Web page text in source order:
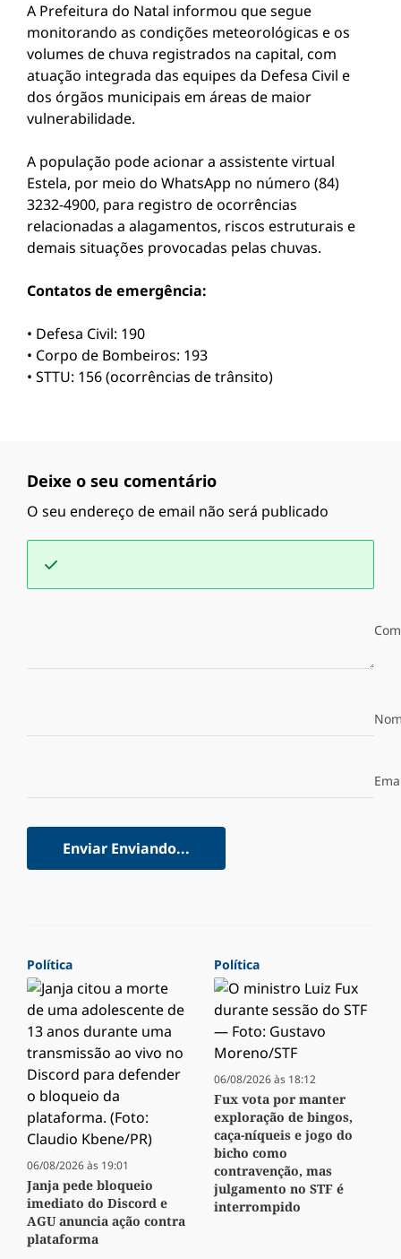
A Prefeitura do Natal informou que segue
monitorando as condições meteorológicas e os
volumes de chuva registrados na capital, com
atuação integrada das equipes da Defesa Civil e
dos órgãos municipais em áreas de maior
vulnerabilidade.
A população pode acionar a assistente virtual
Estela, por meio do WhatsApp no número (84)
3232-4900, para registro de ocorrências
relacionadas a alagamentos, riscos estruturais e
demais situações provocadas pelas chuvas.
Contatos de emergência:
• Defesa Civil: 190
• Corpo de Bombeiros: 193
• STTU: 156 (ocorrências de trânsito)
Deixe o seu comentário
O seu endereço de email não será publicado
Enviar Enviando...
Política
06/08/2026 às 19:01
Janja pede bloqueio
imediato do Discord e
AGU anuncia ação contra
plataforma
Política
06/08/2026 às 18:12
Fux vota por manter
exploração de bingos,
caça-níqueis e jogo do
bicho como
contravenção, mas
julgamento no STF é
interrompido